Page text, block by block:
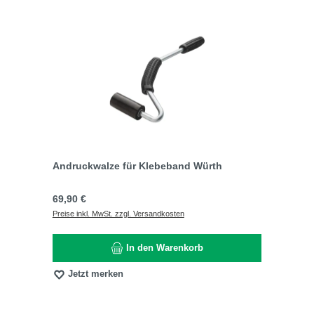
Andruckwalze für Klebeband Würth
Regulärer Preis:
69,90 €
Preise inkl. MwSt. zzgl. Versandkosten
In den Warenkorb
Jetzt merken